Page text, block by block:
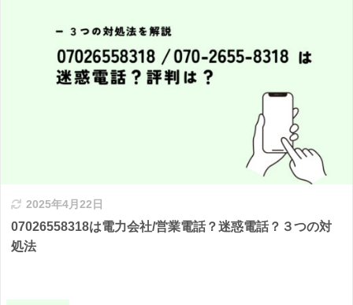
2025年4月22日
07026558318は電力会社/営業電話？迷惑電話？３つの対
処法